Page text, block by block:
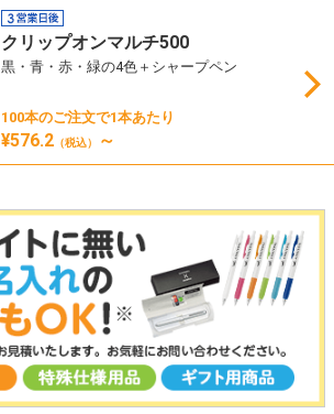
クリップオンマルチ500
黒・青・赤・緑の4色＋シャープペン
100本のご注文で1本あたり
¥576.2 （税込） ～